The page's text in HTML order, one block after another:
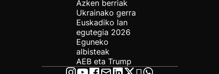
Azken berriak
Ukrainako gerra
Euskadiko lan
egutegia 2026
Eguneko
albisteak
AEB eta Trump